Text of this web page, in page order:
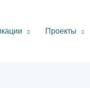
Проекты